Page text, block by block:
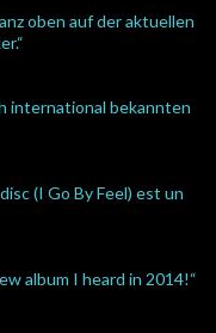
oben auf der aktuellen
international bekannten
(I Go By Feel) est un
album I heard in 2014!“